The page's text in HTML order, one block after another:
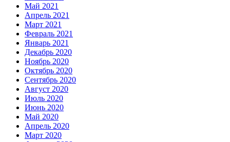
Май 2021
Апрель 2021
Март 2021
Февраль 2021
Январь 2021
Декабрь 2020
Ноябрь 2020
Октябрь 2020
Сентябрь 2020
Август 2020
Июль 2020
Июнь 2020
Май 2020
Апрель 2020
Март 2020